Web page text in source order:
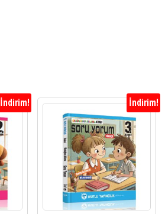
İndirim! İndirim!